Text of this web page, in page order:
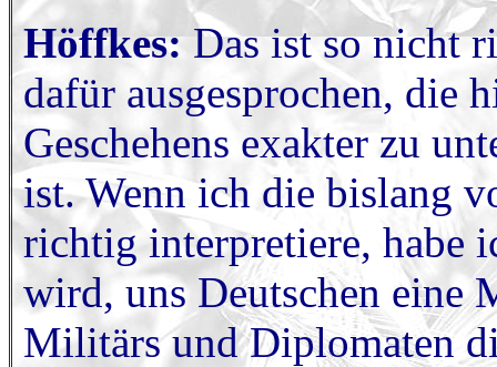
Höffkes:Das ist so nicht
dafür ausgesprochen, die
Geschehens exakter zu
ist. Wenn ich die bislang
richtig interpretiere, habe
wird, uns Deutschen eine
Militärs und Diplomaten